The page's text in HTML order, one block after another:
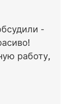
-
работу,